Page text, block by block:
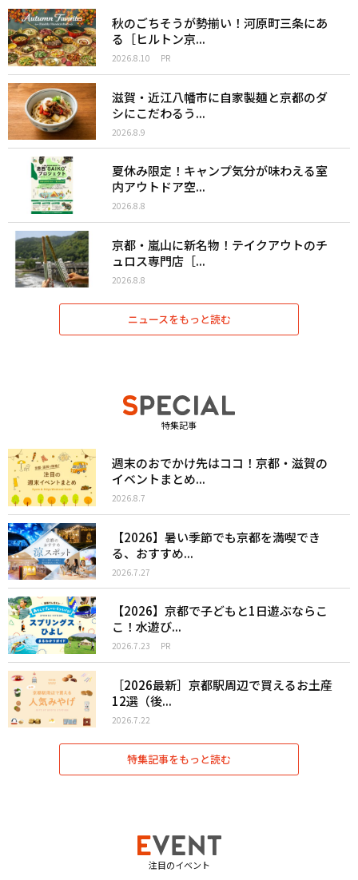
秋のごちそうが勢揃い！河原町三条にあ
る［ヒルトン京...
2026.8.10 PR
滋賀・近江八幡市に自家製麺と京都のダ
シにこだわるう...
2026.8.9
夏休み限定！キャンプ気分が味わえる室
内アウトドア空...
2026.8.8
京都・嵐山に新名物！テイクアウトのチ
ュロス専門店［...
2026.8.8
ニュースをもっと読む
特集記事
週末のおでかけ先はココ！京都・滋賀の
イベントまとめ...
2026.8.7
【2026】暑い季節でも京都を満喫でき
る、おすすめ...
2026.7.27
【2026】京都で子どもと1日遊ぶならこ
こ！水遊び...
2026.7.23 PR
［2026最新］京都駅周辺で買えるお土産
12選（後...
2026.7.22
特集記事をもっと読む
注目のイベント